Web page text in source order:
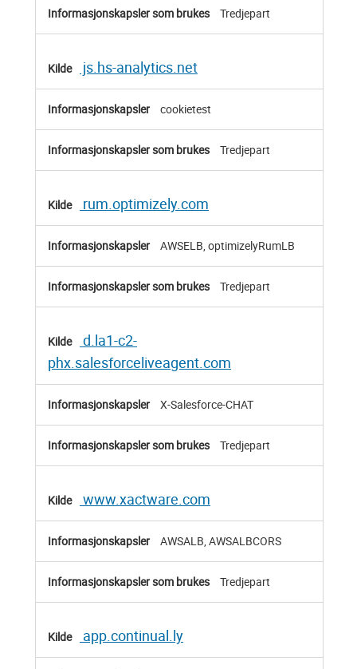
Tredjepart
js.hs-analytics.net
cookietest
Tredjepart
rum.optimizely.com
AWSELB, optimizelyRumLB
Tredjepart
d.la1-c2-
phx.salesforceliveagent.com
X-Salesforce-CHAT
Tredjepart
www.xactware.com
AWSALB, AWSALBCORS
Tredjepart
app.continual.ly